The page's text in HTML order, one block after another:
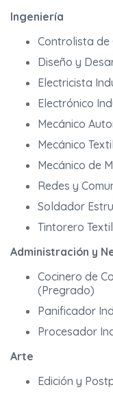
Ingeniería
Controlista de
Diseño y
Electricista
Electrónico
Mecánico
Mecánico
Mecánico de
Redes y
Soldador
Tintorero
Administración y
Cocinero de
(Pregrado)
Panificador
Procesador
Arte
Edición y